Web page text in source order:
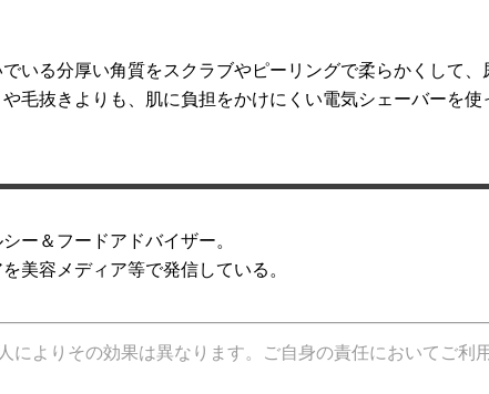
いる分厚い角質をスクラブやピーリングで柔らかくして
毛抜きよりも、肌に負担をかけにくい電気シェーバーを使
ー＆フードアドバイザー。
美容メディア等で発信している。
よりその効果は異なります。ご自身の責任においてご利